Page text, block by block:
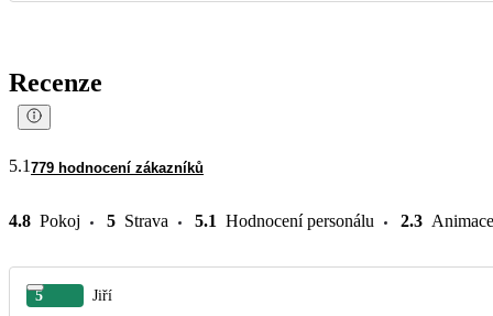
Recenze
5.1 779 hodnocení zákazníků
4.8 Pokoj 5 Strava 5.1 Hodnocení personálu 2.3 Animace
5 Jiří